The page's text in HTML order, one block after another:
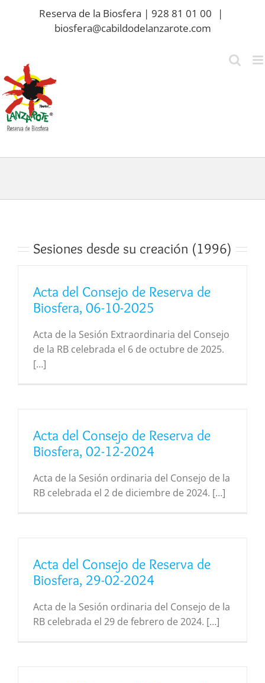
Reserva de la Biosfera | 928 81 01 00
|
biosfera@cabildodelanzarote.com
Sesiones desde su creación (1996)
Acta del Consejo de Reserva de
Biosfera, 06-10-2025
Acta de la Sesión Extraordinaria del Consejo
de la RB celebrada el 6 de octubre de 2025.
[…]
Acta del Consejo de Reserva de
Biosfera, 02-12-2024
Acta de la Sesión ordinaria del Consejo de la
RB celebrada el 2 de diciembre de 2024. […]
Acta del Consejo de Reserva de
Biosfera, 29-02-2024
Acta de la Sesión ordinaria del Consejo de la
RB celebrada el 29 de febrero de 2024. […]